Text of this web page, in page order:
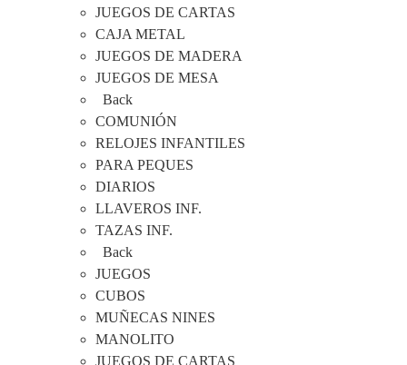
JUEGOS DE CARTAS
CAJA METAL
JUEGOS DE MADERA
JUEGOS DE MESA
Back
COMUNIÓN
RELOJES INFANTILES
PARA PEQUES
DIARIOS
LLAVEROS INF.
TAZAS INF.
Back
JUEGOS
CUBOS
MUÑECAS NINES
MANOLITO
JUEGOS DE CARTAS